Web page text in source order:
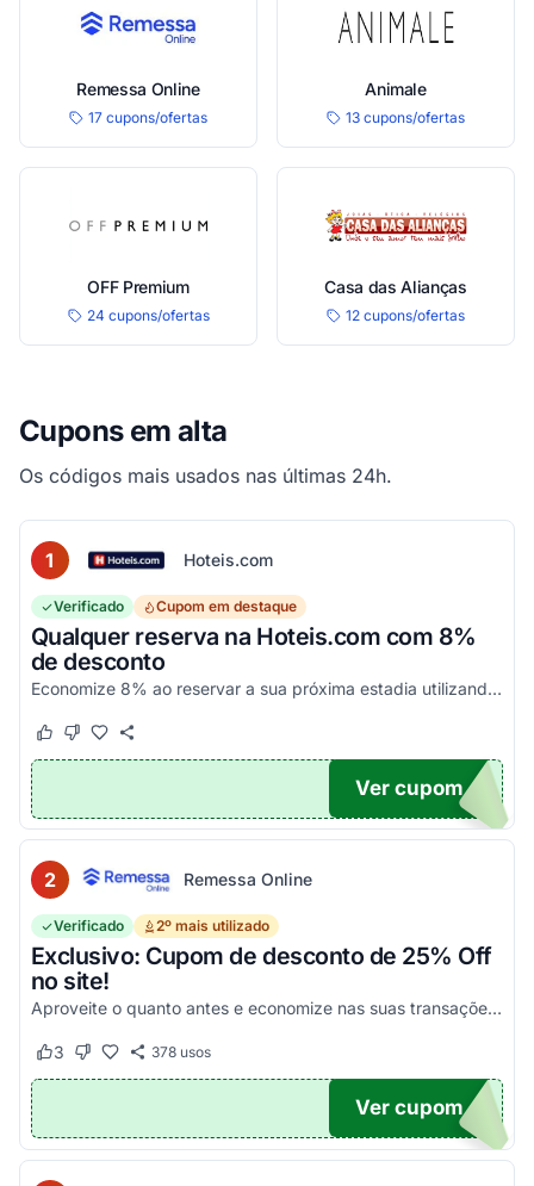
Remessa Online
17 cupons/ofertas
Animale
13 cupons/ofertas
OFF Premium
24 cupons/ofertas
Casa das Alianças
12 cupons/ofertas
Cupons em alta
Os códigos mais usados nas últimas 24h.
1 Hoteis.com
Verificado Cupom em destaque
Qualquer reserva na Hoteis.com com 8%
de desconto
Economize 8% ao reservar a sua próxima estadia utilizando este código promocional em estabelecimentos participantes da Hoteis.com.
Este cupom funcionou
Este cupom não funcionou
POM6
Ver cupom
2 Remessa Online
Verificado 2º mais utilizado
Exclusivo: Cupom de desconto de 25% Off
no site!
Aproveite o quanto antes e economize nas suas transações, tanto PF quanto PJ!
Este cupom funcionou
3 Este cupom não funcionou
378usos
OM25
Ver cupom